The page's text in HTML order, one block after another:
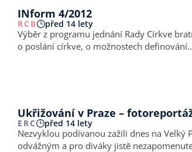
INform 4/2012
RCB před 14 lety
Výběr z programu jednání Rady Církve bratrské 4/2012 (duben 2012) Br. kaz. Tadeáš Firla představil dalším
o poslání církve, o možnostech
Ukřižování v Praze –
ERC před 14 lety
Nezvyklou podívanou zažili dnes na
odvážným a pro diváky jistě